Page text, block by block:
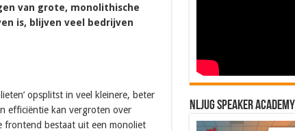
van grote, monolithische
is, blijven veel bedrijven
opsplitst in veel kleinere, beter
efficiëntie kan vergroten over
frontend bestaat uit een monoliet
NLJUG Speaker Academy